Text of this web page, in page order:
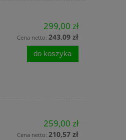
299,00 zł
Cena netto: 243,09 zł
do koszyka
259,00 zł
Cena netto: 210,57 zł